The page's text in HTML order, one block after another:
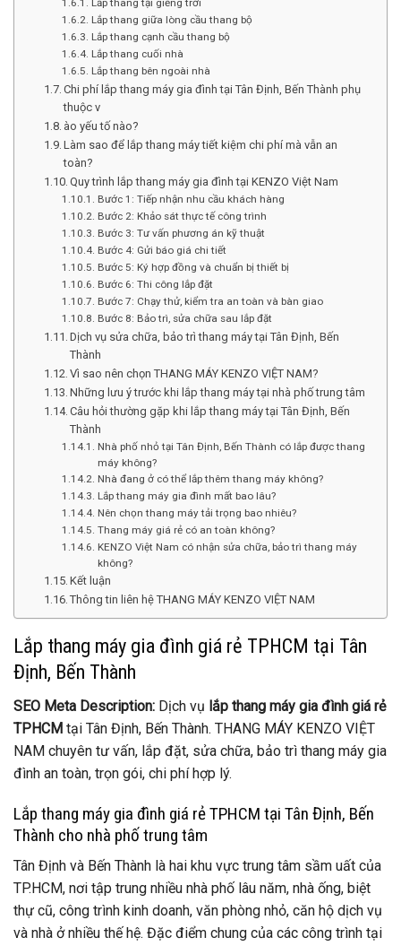
Lắp thang giữa lòng cầu thang bộ
Lắp thang cạnh cầu thang bộ
Lắp thang cuối nhà
Lắp thang bên ngoài nhà
Chi phí lắp thang máy gia đình tại Tân Định, Bến Thành phụ
thuộc v
ào yếu tố nào?
Làm sao để lắp thang máy tiết kiệm chi phí mà vẫn an
toàn?
Quy trình lắp thang máy gia đình tại KENZO Việt Nam
Bước 1: Tiếp nhận nhu cầu khách hàng
Bước 2: Khảo sát thực tế công trình
Bước 3: Tư vấn phương án kỹ thuật
Bước 4: Gửi báo giá chi tiết
Bước 5: Ký hợp đồng và chuẩn bị thiết bị
Bước 6: Thi công lắp đặt
Bước 7: Chạy thử, kiểm tra an toàn và bàn giao
Bước 8: Bảo trì, sửa chữa sau lắp đặt
Dịch vụ sửa chữa, bảo trì thang máy tại Tân Định, Bến
Thành
Vì sao nên chọn THANG MÁY KENZO VIỆT NAM?
Những lưu ý trước khi lắp thang máy tại nhà phố trung tâm
Câu hỏi thường gặp khi lắp thang máy tại Tân Định, Bến
Thành
Nhà phố nhỏ tại Tân Định, Bến Thành có lắp được thang
máy không?
Nhà đang ở có thể lắp thêm thang máy không?
Lắp thang máy gia đình mất bao lâu?
Nên chọn thang máy tải trọng bao nhiêu?
Thang máy giá rẻ có an toàn không?
KENZO Việt Nam có nhận sửa chữa, bảo trì thang máy
không?
Kết luận
Thông tin liên hệ THANG MÁY KENZO VIỆT NAM
Lắp thang máy gia đình giá rẻ TPHCM tại Tân
Định, Bến Thành
SEO Meta Description: Dịch vụ lắp thang máy gia đình giá rẻ
TPHCM tại Tân Định, Bến Thành. THANG MÁY KENZO VIỆT
NAM chuyên tư vấn, lắp đặt, sửa chữa, bảo trì thang máy gia
đình an toàn, trọn gói, chi phí hợp lý.
Lắp thang máy gia đình giá rẻ TPHCM tại Tân Định, Bến
Thành cho nhà phố trung tâm
Tân Định và Bến Thành là hai khu vực trung tâm sầm uất của
TP.HCM, nơi tập trung nhiều nhà phố lâu năm, nhà ống, biệt
thự cũ, công trình kinh doanh, văn phòng nhỏ, căn hộ dịch vụ
và nhà ở nhiều thế hệ. Đặc điểm chung của các công trình tại